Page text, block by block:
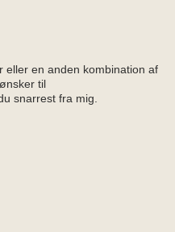
en anden kombination af
til
snarrest fra mig.